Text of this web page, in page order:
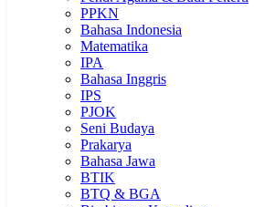
PPKN
Bahasa Indonesia
Matematika
IPA
Bahasa Inggris
IPS
PJOK
Seni Budaya
Prakarya
Bahasa Jawa
BTIK
BTQ & BGA